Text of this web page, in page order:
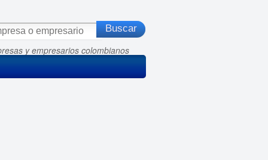
y empresarios colombianos